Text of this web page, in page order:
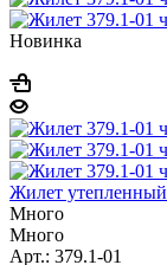
Новинка
Жилет
Много
Много
Арт.: 379.1-01